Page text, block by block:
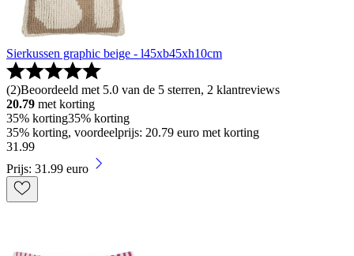
Sierkussen graphic beige - l45xb45xh10cm
(2)Beoordeeld met 5.0 van de 5 sterren, 2 klantreviews
20.79 met korting
35% korting35% korting
35% korting, voordeelprijs: 20.79 euro met korting
31 .99
Prijs: 31.99 euro